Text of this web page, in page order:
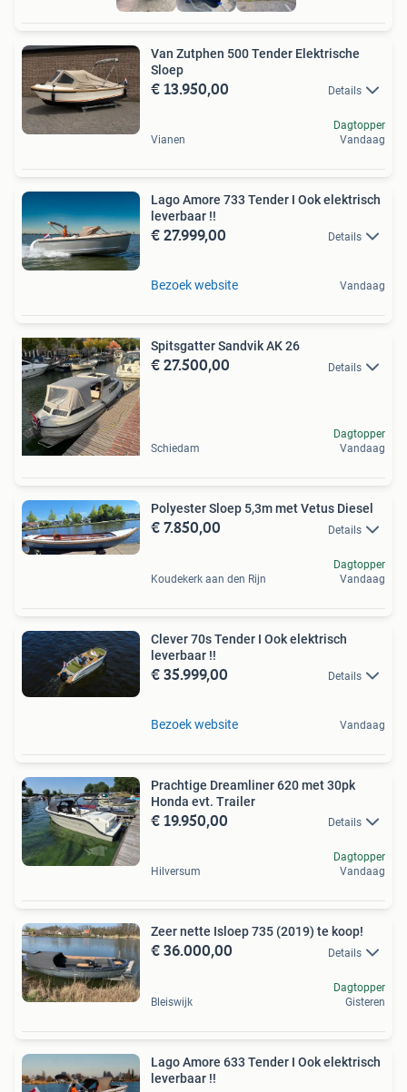
Van Zutphen 500 Tender Elektrische
Sloep
€ 13.950,00 Details
Vianen
Dagtopper
Vandaag
Lago Amore 733 Tender I Ook elektrisch
leverbaar !!
€ 27.999,00 Details
Bezoek website Vandaag
Spitsgatter Sandvik AK 26
€ 27.500,00 Details
Schiedam
Dagtopper
Vandaag
Polyester Sloep 5,3m met Vetus Diesel
€ 7.850,00 Details
Koudekerk aan den Rijn
Dagtopper
Vandaag
Clever 70s Tender I Ook elektrisch
leverbaar !!
€ 35.999,00 Details
Bezoek website Vandaag
Prachtige Dreamliner 620 met 30pk
Honda evt. Trailer
€ 19.950,00 Details
Hilversum
Dagtopper
Vandaag
Zeer nette Isloep 735 (2019) te koop!
€ 36.000,00 Details
Bleiswijk
Dagtopper
Gisteren
Lago Amore 633 Tender I Ook elektrisch
leverbaar !!